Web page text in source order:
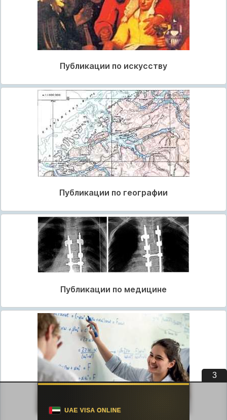
Публикации по искусству
Публикации по географии
Публикации по медицине
3